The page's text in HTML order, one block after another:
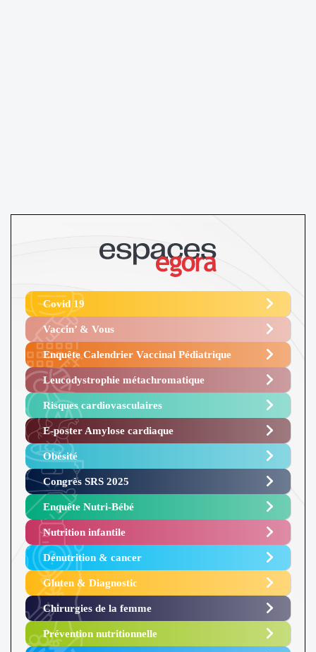
Covid 19
Vaccin’ & Vous
Enquête Calendrier Vaccinal Pédiatrique
Leucodystrophie métachromatique
Risques cardiovasculaires
E-poster Amylose cardiaque ​
Obésité ​
Congrès SRS 2025 ​
Enquête Nutri-Bébé ​
Nutrition infantile
Dénutrition & cancer
Gluten & Diagnostic
Chirurgies de la femme
Prévention nutritionnelle